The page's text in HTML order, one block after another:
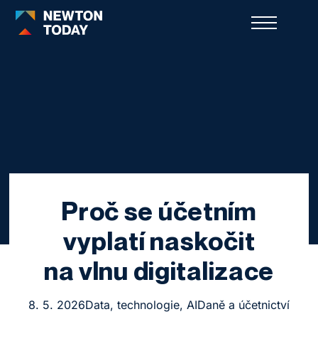
Proč se účetním
vyplatí naskočit
na vlnu digitalizace
8. 5. 2026Data, technologie, AIDaně a účetnictví